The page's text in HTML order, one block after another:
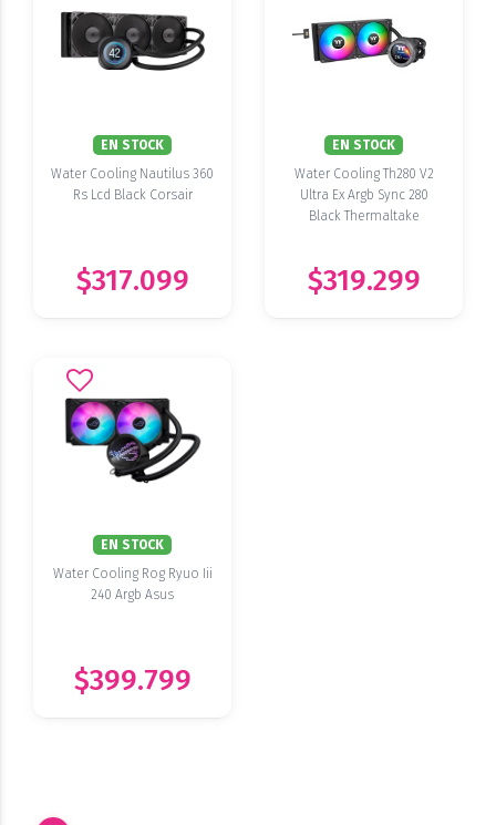
EN STOCK
Water Cooling Nautilus 360
Rs Lcd Black Corsair
$317.099
EN STOCK
Water Cooling Th280 V2
Ultra Ex Argb Sync 280
Black Thermaltake
$319.299
EN STOCK
Water Cooling Rog Ryuo Iii
240 Argb Asus
$399.799